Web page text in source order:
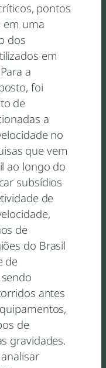
pontos
em uma
dos
em
a
foi
de
a
no
que vem
ao longo do
subsídios
de
de
do Brasil
de
antes
de
gravidades.